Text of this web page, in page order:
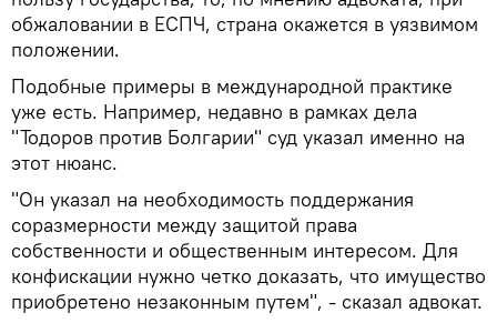
обжаловании в ЕСПЧ, страна окажется в уязвимом
положении.
Подобные примеры в международной практике
уже есть. Например, недавно в рамках дела
"Тодоров против Болгарии" суд указал именно на
этот нюанс.
"Он указал на необходимость поддержания
соразмерности между защитой права
собственности и общественным интересом. Для
конфискации нужно четко доказать, что имущество
приобретено незаконным путем", - сказал адвокат.